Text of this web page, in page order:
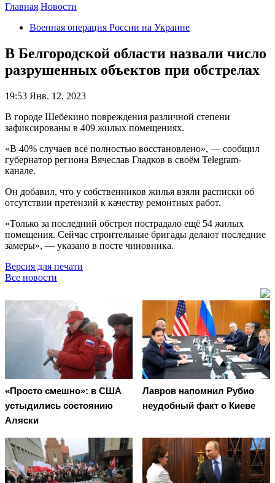
Главная Новости
Военная операция России на Украине
В Белгородской области назвали число
разрушенных объектов при обстрелах
19:53 Янв. 12, 2023
В городе Шебекино повреждения различной степени
зафиксированы в 409 жилых помещениях.
«В 40% случаев всё полностью восстановлено», — сообщил
губернатор региона Вячеслав Гладков в своём Telegram-
канале.
Он добавил, что у собственников жилья взяли расписки об
отсутствии претензий к качеству ремонтных работ.
«Только за последний обстрел пострадало ещё 54 жилых
помещения. Сейчас строительные бригады делают последние
замеры», — указано в посте чиновника.
Версия для печати
Все новости
«Просто смешно»: в США
устыдились состоянию
Аляски
Лавров напомнил Рубио
неудобный факт о Киеве